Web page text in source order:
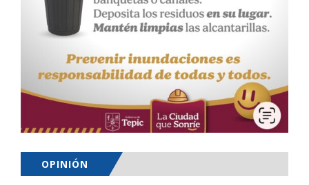
OPINIÓN